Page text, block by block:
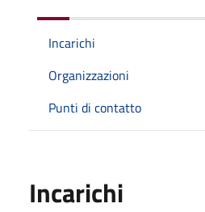
Incarichi
Organizzazioni
Punti di contatto
Incarichi